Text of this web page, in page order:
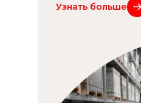
Узнать больше